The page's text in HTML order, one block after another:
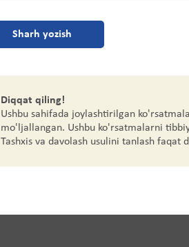
Sharh yozish
Diqqat qiling!
Ushbu sahifada joylashtirilgan
mo'ljallangan. Ushbu ko'rsatmalarni
Tashxis va davolash usulini tanlash